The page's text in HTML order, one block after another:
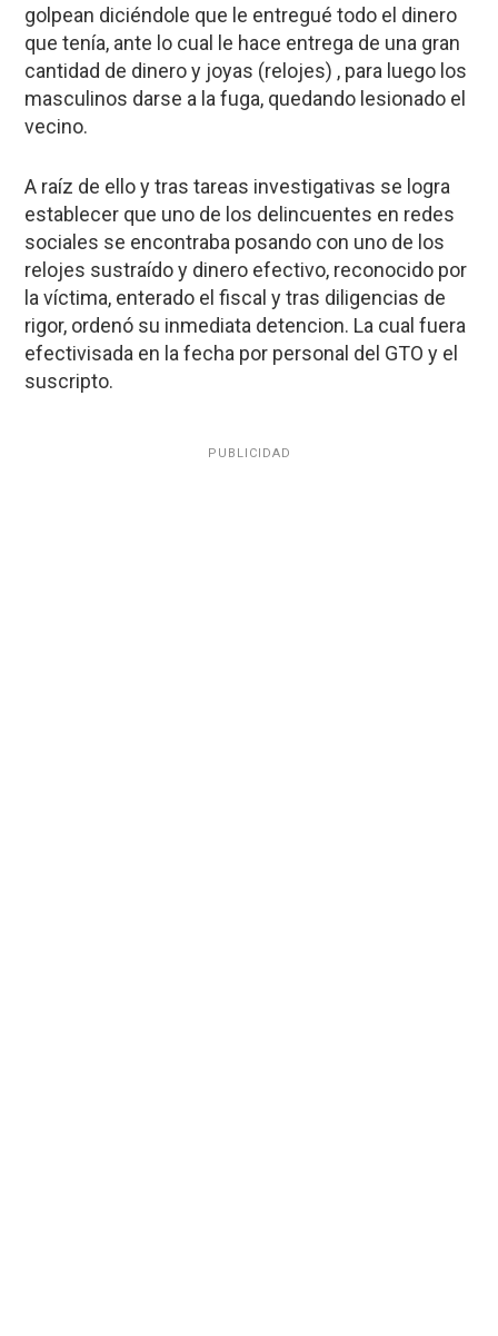
golpean diciéndole que le entregué todo el dinero
que tenía, ante lo cual le hace entrega de una gran
cantidad de dinero y joyas (relojes) , para luego los
masculinos darse a la fuga, quedando lesionado el
vecino.
A raíz de ello y tras tareas investigativas se logra
establecer que uno de los delincuentes en redes
sociales se encontraba posando con uno de los
relojes sustraído y dinero efectivo, reconocido por
la víctima, enterado el fiscal y tras diligencias de
rigor, ordenó su inmediata detencion. La cual fuera
efectivisada en la fecha por personal del GTO y el
suscripto.
PUBLICIDAD